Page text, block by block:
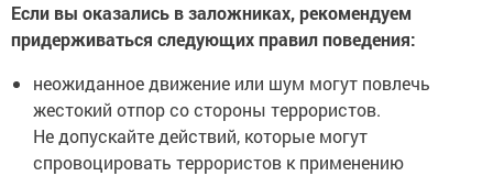
Если вы оказались в заложниках, рекомендуем
придерживаться следующих правил поведения:
неожиданное движение или шум могут повлечь
жестокий отпор со стороны террористов.
Не допускайте действий, которые могут
спровоцировать террористов к применению